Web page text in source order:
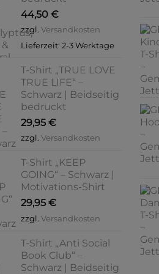
44,50 €
zzgl. Versandkosten
Lieferzeit: 2-3 Werktage
T-Shirt „TRUE LOVE
TRUE LIFE“ –
Schwarz | Beidseitig
bedruckt
29,95 €
zzgl. Versandkosten
T-Shirt „KEEP
GOING“ – Schwarz |
Motivations-Shirt
29,95 €
zzgl. Versandkosten
T-Shirt „Anti Social
Book Club“ –
Schwarz | Beidseitig